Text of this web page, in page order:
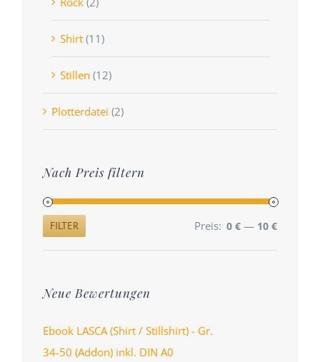
Shirt (11)
Stillen (12)
Plotterdatei (2)
Nach Preis filtern
Min.
Max.
FILTER Preis: 0 € — 10 €
Neue Bewertungen
Ebook LASCA (Shirt / Stillshirt) - Gr.
34-50 (Addon) inkl. DIN A0